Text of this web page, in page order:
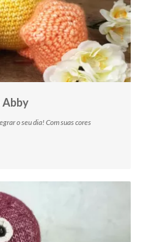
o seu dia! Com suas cores